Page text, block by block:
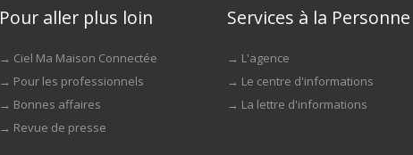
Pour aller plus loin
→ Ciel Ma Maison Connectée
→ Pour les professionnels
→ Bonnes affaires
→ Revue de presse
Services à la Personne
→ L'agence
→ Le centre d'informations
→ La lettre d'informations